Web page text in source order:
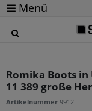
Menü
Romika Boots
11 389 große
Artikelnummer 9912